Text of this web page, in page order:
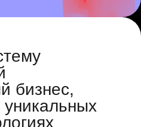
бизнес,